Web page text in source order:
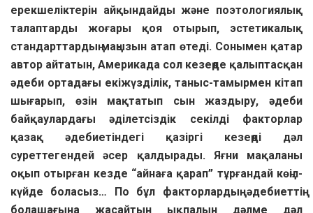
ерекшеліктерін айқындайды және поэтологиялық
талаптарды жоғары қоя отырып, эстетикалық
стандарттардың маңызын атап өтеді. Сонымен қатар
автор айтатын, Америкада сол кезеңде қалыптасқан
әдеби ортадағы екіжүзділік, таныс-тамырмен кітап
шығарып, өзін мақтатып сын жаздыру, әдеби
байқаулардағы әділетсіздік секілді факторлар
қазақ әдебиетіндегі қазіргі кезеңді дәл
суреттегендей әсер қалдырады. Яғни мақаланы
оқып отырған кезде “айнаға қарап” тұрғандай көңіл-
күйде боласыз… По бұл факторлардың әдебиеттің
болашағына жасайтын ықпалын дәлме дәл